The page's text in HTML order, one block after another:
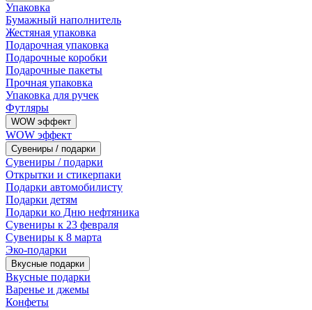
Упаковка
Бумажный наполнитель
Жестяная упаковка
Подарочная упаковка
Подарочные коробки
Подарочные пакеты
Прочная упаковка
Упаковка для ручек
Футляры
WOW эффект
WOW эффект
Сувениры / подарки
Сувениры / подарки
Открытки и стикерпаки
Подарки автомобилисту
Подарки детям
Подарки ко Дню нефтяника
Сувениры к 23 февраля
Сувениры к 8 марта
Эко-подарки
Вкусные подарки
Вкусные подарки
Варенье и джемы
Конфеты